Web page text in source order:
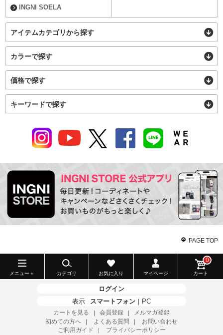
INGNI SOELA
アイテムカテゴリから探す
カラーで探す
価格で探す
キーワードで探す
PAGE TOP
メニュー＋ カテゴリ お気に入り マイページ カート
0
ログイン
表示
スマートフォン ｜ PC
カートを見る 会員登録
メルマガ登録
初めての方へ
｜ よくある質問 ｜
お問い合わせ
ご利用ガイド
｜ プライバシーポリシー